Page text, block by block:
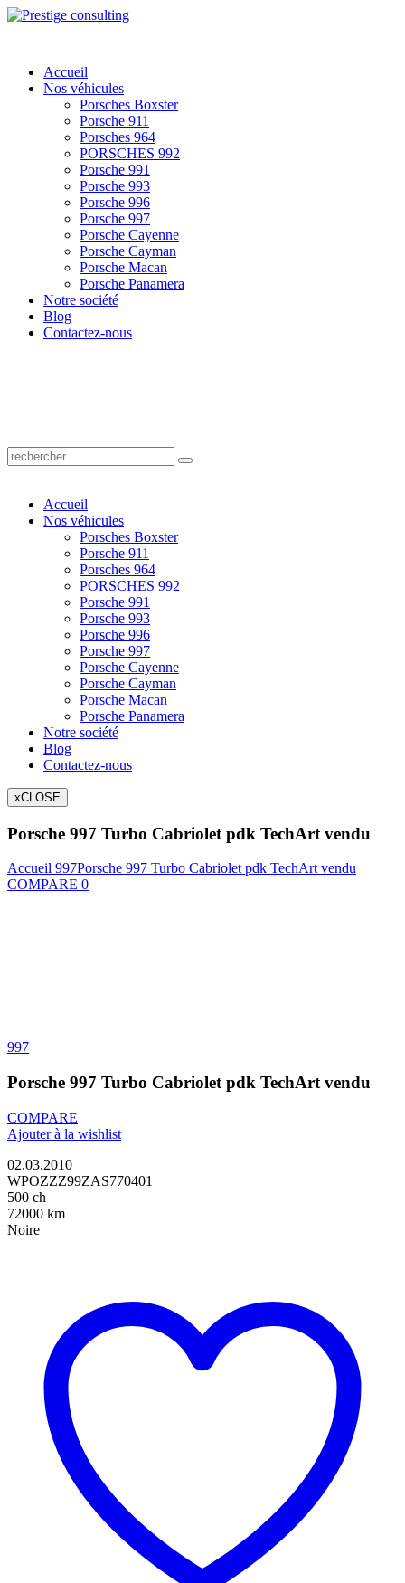
Accueil
Nos véhicules
Porsches Boxster
Porsche 911
Porsches 964
PORSCHES 992
Porsche 991
Porsche 993
Porsche 996
Porsche 997
Porsche Cayenne
Porsche Cayman
Porsche Macan
Porsche Panamera
Notre société
Blog
Contactez-nous
Accueil
Nos véhicules
Porsches Boxster
Porsche 911
Porsches 964
PORSCHES 992
Porsche 991
Porsche 993
Porsche 996
Porsche 997
Porsche Cayenne
Porsche Cayman
Porsche Macan
Porsche Panamera
Notre société
Blog
Contactez-nous
xCLOSE
Porsche 997 Turbo Cabriolet pdk TechArt vendu
Accueil 997Porsche 997 Turbo Cabriolet pdk TechArt vendu
COMPARE 0
997
Porsche 997 Turbo Cabriolet pdk TechArt vendu
COMPARE
Ajouter à la wishlist
02.03.2010
WPOZZZ99ZAS770401
500 ch
72000 km
Noire